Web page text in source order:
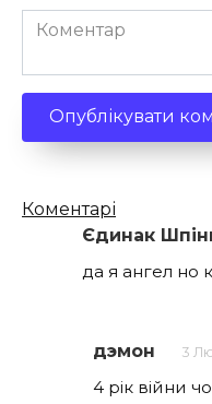
Коментар
Кількість
коментарів
Коментарі
Єдинак
да я ангел но
дэмон 3
4 рік війни